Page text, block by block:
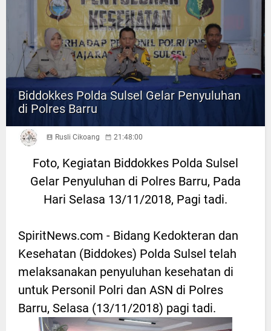
Biddokkes Polda Sulsel Gelar Penyuluhan
di Polres Barru
Rusli Cikoang 21:48:00
Foto, Kegiatan Biddokkes Polda Sulsel
Gelar Penyuluhan di Polres Barru, Pada
Hari Selasa 13/11/2018, Pagi tadi.
SpiritNews.com - Bidang Kedokteran dan
Kesehatan (Biddokes) Polda Sulsel telah
melaksanakan penyuluhan kesehatan di
untuk Personil Polri dan ASN di Polres
Barru, Selasa (13/11/2018) pagi tadi.